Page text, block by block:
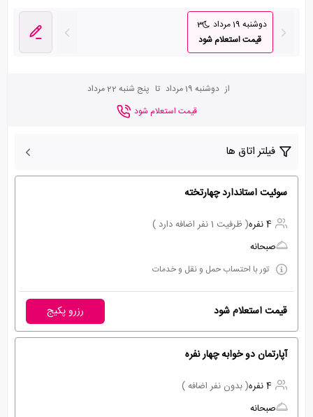
دوشنبه 19 مرداد
3
قیمت استعلام شود
از دوشنبه 19 مرداد تا پنج شنبه 22 مرداد
قیمت استعلام شود
فیلتر اتاق ها
سوئیت استاندارد چهارتخته
4 نفره
( ظرفیت 1 نفر اضافه دارد )
صبحانه
تور با احتساب حمل و نقل و خدمات
قیمت استعلام شود رزرو پکیج
آپارتمان دو خوابه چهار نفره
4 نفره
( بدون نفر اضافه )
صبحانه